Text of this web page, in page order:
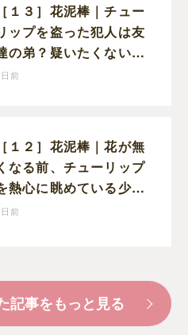
［１３］花泥棒｜チュー
ップを盗った犯人は友
の弟？疑いたくない気
ちと真実の間でひとり
前
［１２］花泥棒｜花が無
なる前、チューリップ
熱心に眺めている少年
いた
前
記事をもっと見る